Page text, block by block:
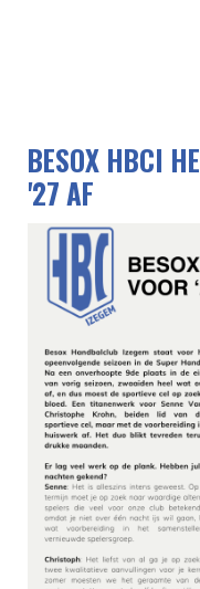
BESOX HBCI
'27 AF